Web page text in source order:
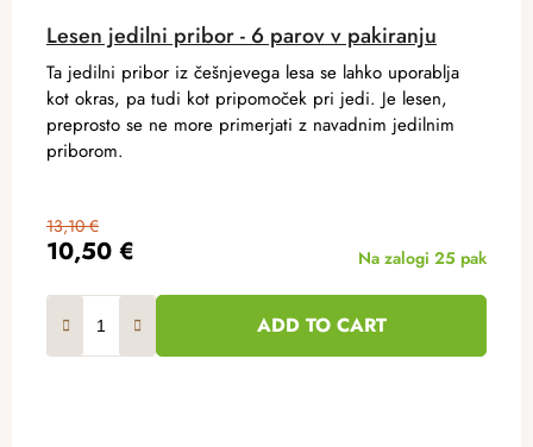
Lesen jedilni pribor - 6 parov v pakiranju
10,50 €
13,10 €
Na zalogi 25 pak
ADD TO CART
Ta jedilni pribor iz češnjevega lesa se lahko uporablja
kot okras, pa tudi kot pripomoček pri jedi. Je lesen,
preprosto se ne more primerjati z navadnim jedilnim
priborom.